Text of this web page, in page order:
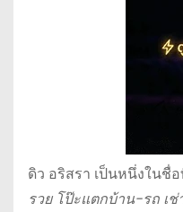
ดิว อริสรา เป็นหนึ่งในชื่
รวย โป๊ะแตกบ้าน-รถ เ